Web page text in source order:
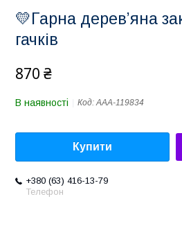
💛Гарна дерев’яна
гачків
870 ₴
В наявності Код:AAA-119834
Купити
+380 (63) 416-13-79
Телефон